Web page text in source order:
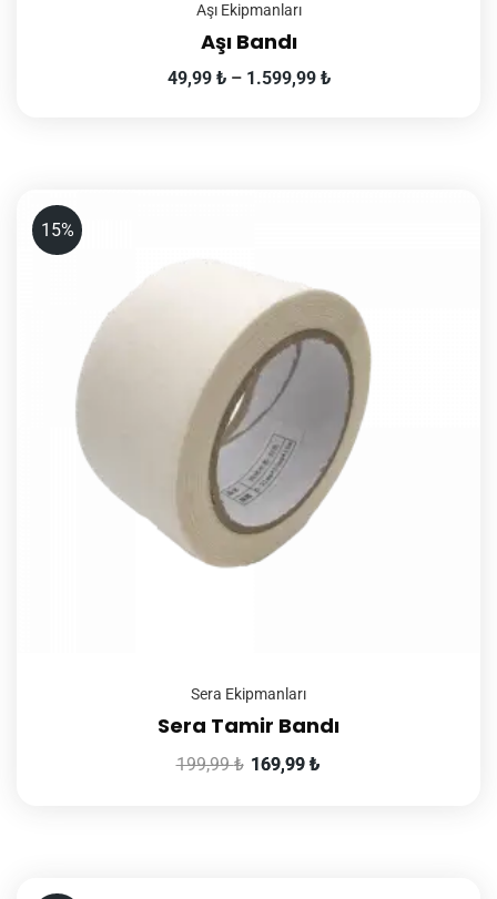
Aşı Ekipmanları
Aşı Bandı
49,99 ₺ – 1.599,99 ₺
15%
Sera Ekipmanları
Sera Tamir Bandı
199,99₺ 169,99 ₺